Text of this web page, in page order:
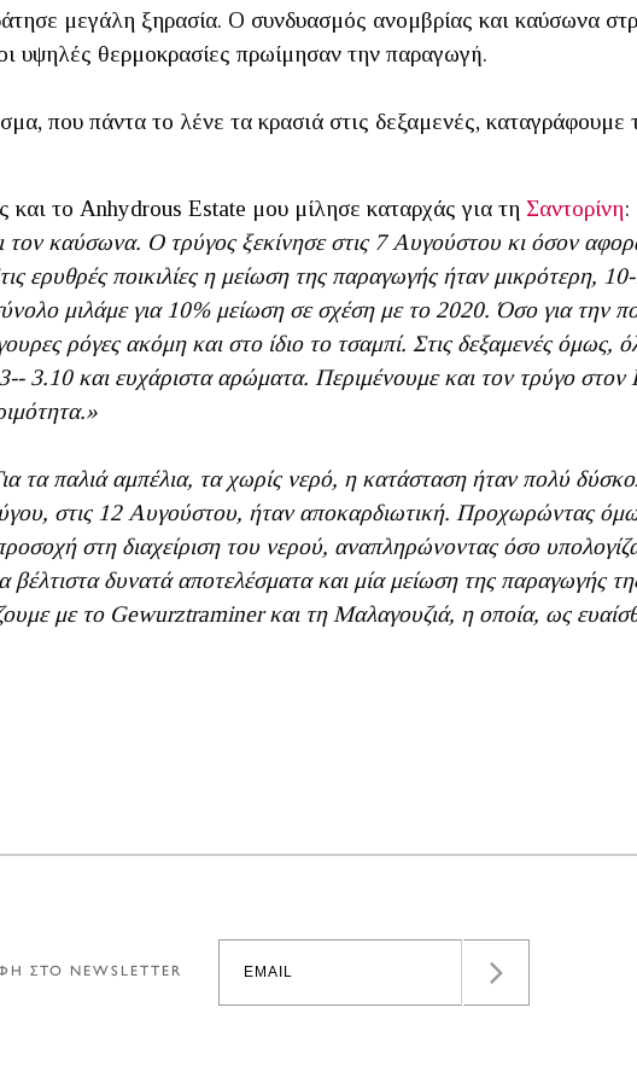
μεγάλη ξηρασία. Ο συνδυασμός ανομβρίας και καύσωνα
υψηλές θερμοκρασίες πρωίμησαν την παραγωγή.
που πάντα το λένε τα κρασιά στις δεξαμενές, καταγράφουμε
το Anhydrous Estate μου μίλησε καταρχάς για τη Σαντορίνη:
καύσωνα. Ο τρύγος ξεκίνησε στις 7 Αυγούστου κι όσον
ερυθρές ποικιλίες η μείωση της παραγωγής ήταν μικρότερη,
μιλάμε για 10% μείωση σε σχέση με το 2020. Όσο για την
ρόγες ακόμη και στο ίδιο το τσαμπί. Στις δεξαμενές όμως,
3.10 και ευχάριστα αρώματα. Περιμένουμε και τον τρύγο
τα παλιά αμπέλια, τα χωρίς νερό, η κατάσταση ήταν πολύ
στις 12 Αυγούστου, ήταν αποκαρδιωτική. Προχωρώντας
στη διαχείριση του νερού, αναπληρώνοντας όσο
δυνατά αποτελέσματα και μία μείωση της παραγωγής
με το Gewurztraminer και τη Μαλαγουζιά, η οποία, ως
ΣΤΟ NEWSLETTER